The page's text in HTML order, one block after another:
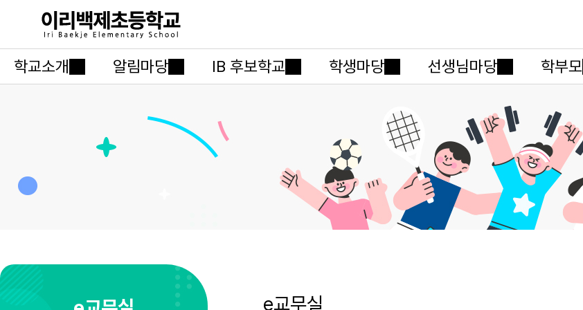
학교소개 알림마당 IB 후보학교 학생마당 선생님마당 학부모
e교무실